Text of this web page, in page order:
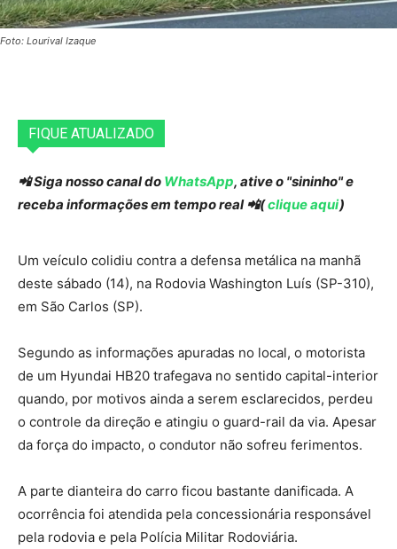
Foto: Lourival Izaque
FIQUE ATUALIZADO
📲 Siga nosso canal do WhatsApp, ative o "sininho" e
receba informações em tempo real 📲(clique aqui)
Um veículo colidiu contra a defensa metálica na manhã
deste sábado (14), na Rodovia Washington Luís (SP-310),
em São Carlos (SP).
Segundo as informações apuradas no local, o motorista
de um Hyundai HB20 trafegava no sentido capital-interior
quando, por motivos ainda a serem esclarecidos, perdeu
o controle da direção e atingiu o guard-rail da via. Apesar
da força do impacto, o condutor não sofreu ferimentos.
A parte dianteira do carro ficou bastante danificada. A
ocorrência foi atendida pela concessionária responsável
pela rodovia e pela Polícia Militar Rodoviária.